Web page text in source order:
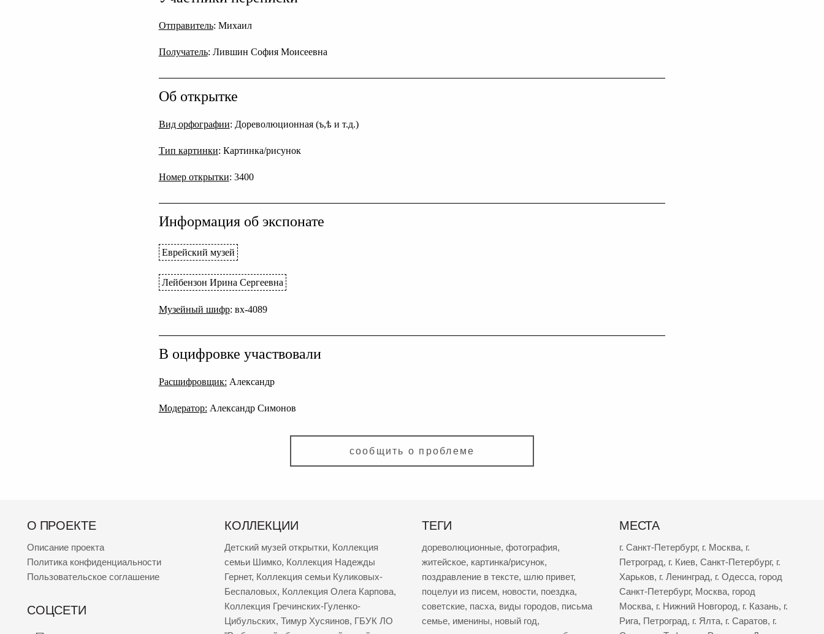
Отправитель: Михаил
Получатель: Лившин София Моисеевна
Об открытке
Вид орфографии: Дореволюционная (ъ,ѣ и т.д.)
Тип картинки: Картинка/рисунок
Номер открытки: 3400
Информация об экспонате
Еврейский музей
Лейбензон Ирина Сергеевна
Музейный шифр: вх-4089
В оцифровке участвовали
Расшифровщик: Александр
Модератор: Александр Симонов
сообщить о проблеме
О ПРОЕКТЕ
Описание проекта
Политика конфиденциальности
Пользовательское соглашение
СОЦСЕТИ
КОЛЛЕКЦИИ
Детский музей открытки, Коллекция
семьи Шимко, Коллекция Надежды
Гернет, Коллекция семьи Куликовых-
Беспаловых, Коллекция Олега Карпова,
Коллекция Гречинских-Гуленко-
Цибульских, Тимур Хусяинов, ГБУК ЛО
ТЕГИ
дореволюционные, фотография,
житейское, картинка/рисунок,
поздравление в тексте, шлю привет,
поцелуи из писем, новости, поездка,
советские, пасха, виды городов, письма
семье, именины, новый год,
МЕСТА
г. Санкт-Петербург, г. Москва, г.
Петроград, г. Киев, Санкт-Петербург, г.
Харьков, г. Ленинград, г. Одесса, город
Санкт-Петербург, Москва, город
Москва, г. Нижний Новгород, г. Казань, г.
Рига, Петроград, г. Ялта, г. Саратов, г.